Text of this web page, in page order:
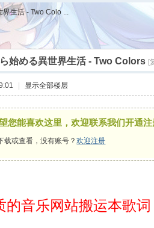
搜
索
界生活 - Two Colo ...
始める異世界生活 - Two Colors [
| 显示全部楼层
您能喜欢这里，欢迎联系我们开通
载或查看，没有账号？欢迎注册
音乐网站搬运本歌词